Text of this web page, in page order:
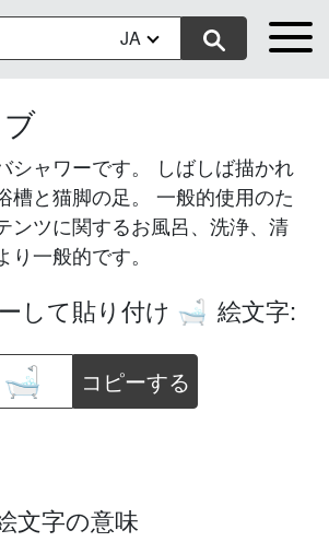
JA
シャワーです。 しばしば描かれ
槽と猫脚の足。 一般的使用のた
ンツに関するお風呂、洗浄、清
一般的です。
して貼り付け 🛁 絵文字:
コピーする
文字の意味